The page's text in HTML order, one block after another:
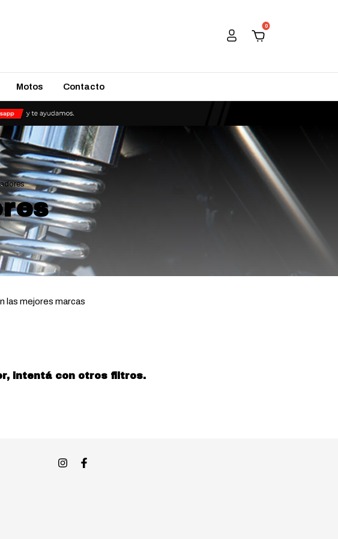
0
Motos Contacto
las mejores marcas
intentá con otros filtros.